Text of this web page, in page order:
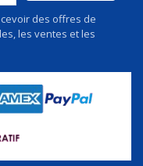
des offres de
les ventes et les